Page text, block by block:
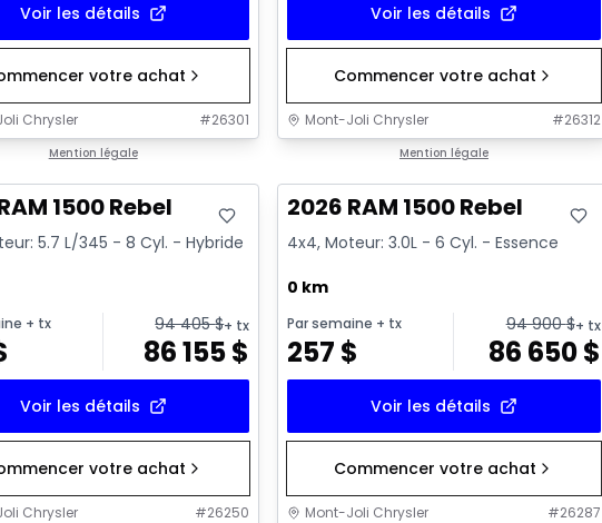
Voir les détails
votre achat
Chrysler #26301
Mention légale
Voir les détails
Commencer votre achat
Mont-Joli Chrysler #26312
Mention légale
1500 Rebel
5.7 L/345 - 8 Cyl. - Hybride
+ tx 94 405$+ tx
86 155$
Voir les détails
votre achat
Chrysler #26250
2026 RAM 1500 Rebel
4x4, Moteur: 3.0L - 6 Cyl. - Essence
0 km
Par semaine + tx
257 $
94 900$+ tx
86 650$
Voir les détails
Commencer votre achat
Mont-Joli Chrysler #26287